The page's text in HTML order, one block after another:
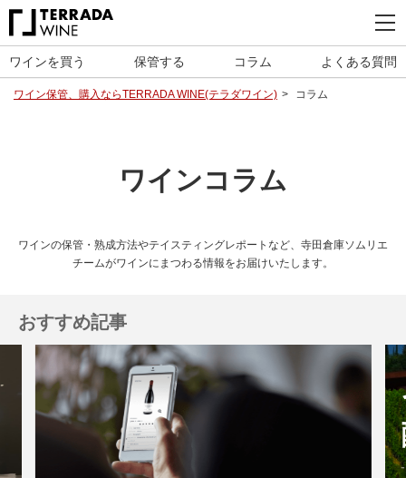
ワインを買う 保管する コラム よくある質問
ワイン保管、購入ならTERRADA WINE(テラダワイン) コラム
ワインコラム
ワインの保管・熟成方法やテイスティングレポートなど、寺田倉庫ソムリエ
チームがワインにまつわる情報をお届けいたします。
おすすめ記事